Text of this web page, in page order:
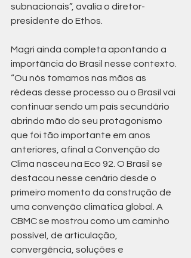
subnacionais”, avalia o diretor-
presidente do Ethos.
Magri ainda completa apontando a
importância do Brasil nesse contexto.
“Ou nós tomamos nas mãos as
rédeas desse processo ou o Brasil vai
continuar sendo um país secundário
abrindo mão do seu protagonismo
que foi tão importante em anos
anteriores, afinal a Convenção do
Clima nasceu na Eco 92. O Brasil se
destacou nesse cenário desde o
primeiro momento da construção de
uma convenção climática global. A
CBMC se mostrou como um caminho
possível, de articulação,
convergência, soluções e